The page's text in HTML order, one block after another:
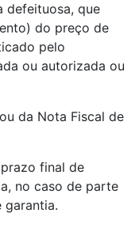
defeituosa, que
do preço de
pelo
ou autorizada ou
da Nota Fiscal de
final de
no caso de parte
garantia.